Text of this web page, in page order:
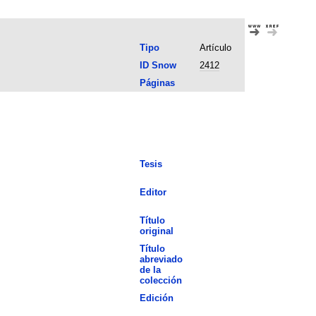
Tipo
Artículo
ID Snow
2412
Páginas
Tesis
Editor
Título
original
Título
abreviado
de la
colección
Edición